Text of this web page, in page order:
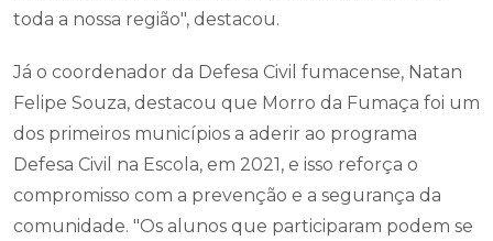
toda a nossa região", destacou.
Já o coordenador da Defesa Civil fumacense, Natan
Felipe Souza, destacou que Morro da Fumaça foi um
dos primeiros municípios a aderir ao programa
Defesa Civil na Escola, em 2021, e isso reforça o
compromisso com a prevenção e a segurança da
comunidade. "Os alunos que participaram podem se